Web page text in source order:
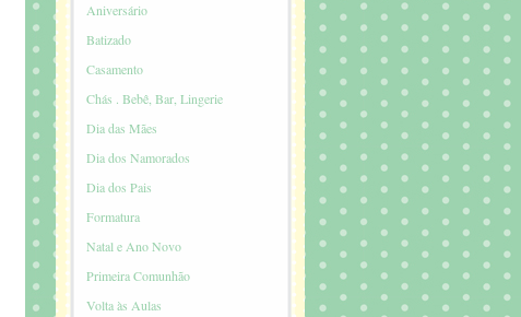
Aniversário
Batizado
Casamento
Chás . Bebê, Bar, Lingerie
Dia das Mães
Dia dos Namorados
Dia dos Pais
Formatura
Natal e Ano Novo
Primeira Comunhão
Volta às Aulas